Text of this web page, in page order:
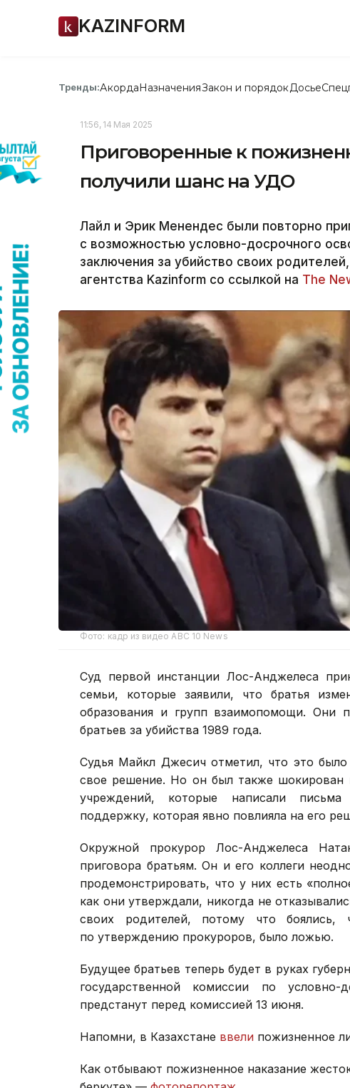
KAZINFORM
Тренды:АкордаНазначенияЗакон и порядок Досье
11:56, 14 Мая 2025
Приговоренные к
получили шанс на УДО
Лайл и Эрик Менендес были повторно
с возможностью условно-досрочного
заключения за убийство своих
агентства Kazinform со ссылкой на The
Фото: кадр из видео ABC 10 News
Суд первой инстанции Лос-Анджелеса
семьи, которые заявили, что братья
образования и групп взаимопомощи. Они
братьев за убийства 1989 года.
Судья Майкл Джесич отметил, что это
свое решение. Но он был также шокирован
учреждений, которые написали
поддержку, которая явно повлияла на его
Окружной прокурор Лос-Анджелеса
приговора братьям. Он и его коллеги
продемонстрировать, что у них есть
как они утверждали, никогда не
своих родителей, потому что
по утверждению прокуроров, было ложью.
Будущее братьев теперь будет в руках
государственной комиссии по
предстанут перед комиссией 13 июня.
Напомни, в Казахстане ввели пожизненное
Как отбывают пожизненное наказание